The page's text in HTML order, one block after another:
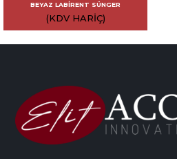
BEYAZ LABIRENT SÜNGER
(KDV HARIÇ)